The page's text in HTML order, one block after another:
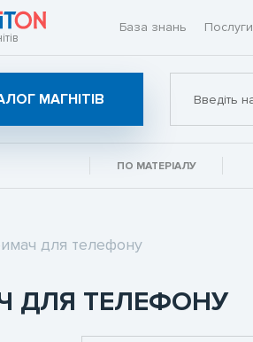
База знань Послуги
МАГНІТІВ
зварювання
ПО МАТЕРІАЛУ
для телефону
ДЛЯ ТЕЛЕФОНУ